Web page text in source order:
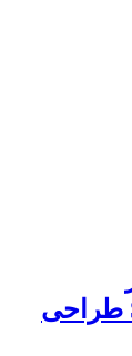
SolidWorks 2024 SP2 Premium طراحی